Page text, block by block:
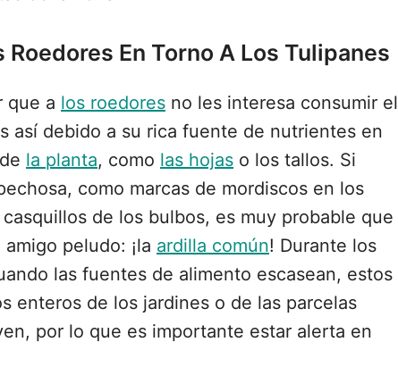
En Torno A Los Tulipanes
que a los roedores no les interesa consumir el
así debido a su rica fuente de nutrientes en
la planta, como las hojas o los tallos. Si
como marcas de mordiscos en los
de los bulbos, es muy probable que
peludo: ¡la ardilla común! Durante los
las fuentes de alimento escasean, estos
enteros de los jardines o de las parcelas
por lo que es importante estar alerta en